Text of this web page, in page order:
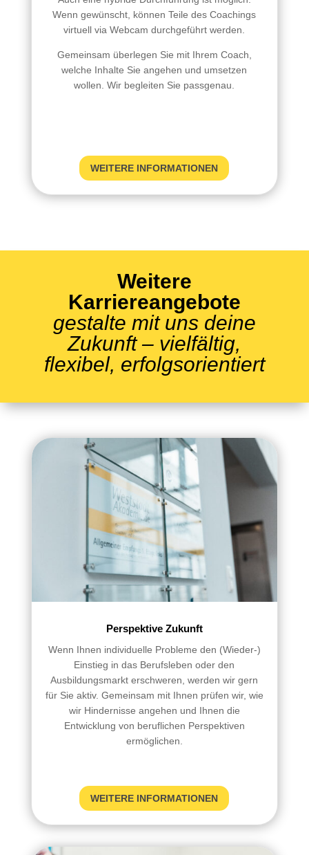
Wenn gewünscht, können Teile des Coachings
virtuell via Webcam durchgeführt werden.
Gemeinsam überlegen Sie mit Ihrem Coach,
welche Inhalte Sie angehen und umsetzen
wollen. Wir begleiten Sie passgenau.
WEITERE INFORMATIONEN
Weitere
Karriereangebote
gestalte mit uns deine
Zukunft – vielfältig,
flexibel, erfolgsorientiert
Perspektive Zukunft
Wenn Ihnen individuelle Probleme den (Wieder-)
Einstieg in das Berufsleben oder den
Ausbildungsmarkt erschweren, werden wir gern
für Sie aktiv. Gemeinsam mit Ihnen prüfen wir, wie
wir Hindernisse angehen und Ihnen die
Entwicklung von beruflichen Perspektiven
ermöglichen.
WEITERE INFORMATIONEN